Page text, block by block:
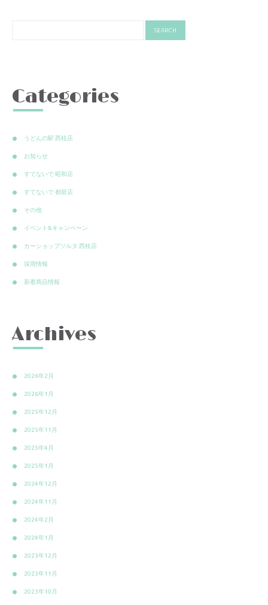
Categories
うどんの駅 西桂店
お知らせ
すてないで 昭和店
すてないで 都留店
その他
イベント&キャンペーン
カーショップツルタ 西桂店
採用情報
新着商品情報
Archives
2026年2月
2026年1月
2025年12月
2025年11月
2025年4月
2025年1月
2024年12月
2024年11月
2024年2月
2024年1月
2023年12月
2023年11月
2023年10月